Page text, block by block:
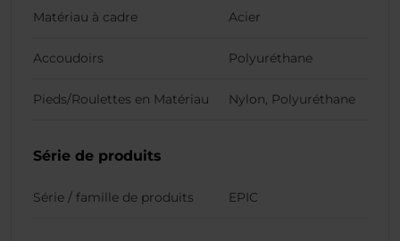
Matériau à cadre Acier
Accoudoirs Polyuréthane
Pieds/Roulettes en Matériau Nylon, Polyuréthane
Série de produits
Série / famille de produits EPIC